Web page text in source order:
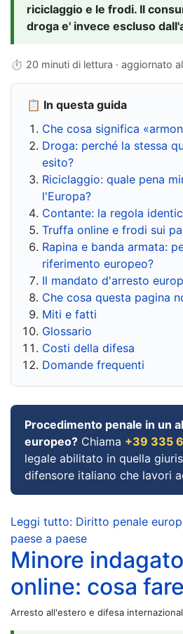
riciclaggio e le frodi. Il
droga e' invece escluso
⏱ 20 minuti di lettura · aggiornato al
📋 In questa guida
Che cosa significa
Droga: perché la stessa
esito?
Riciclaggio: quale pena
l'Europa?
Contante: la regola
Truffa online e frodi sui
Rapina e banda armata:
riferimento europeo?
Il mandato d'arresto
Che cosa questa pagina
Miti e fatti
Glossario
Costi della difesa
Domande frequenti
Procedimento penale in un
europeo? Chiama +39 335
legale abilitato in quella
difensore italiano che lavori
Leggi tutto: Diritto penale
paese a paese
Minore
online: cosa fare
Arresto all'estero e difesa